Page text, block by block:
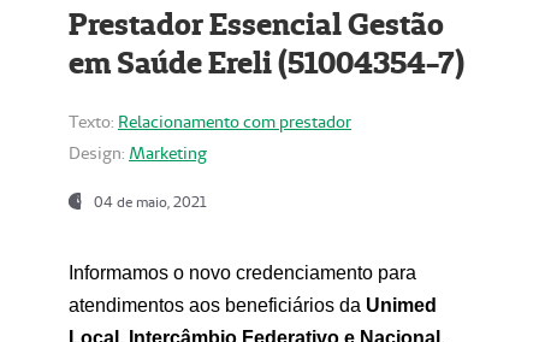
Prestador Essencial Gestão
em Saúde Ereli (51004354-7)
Texto: Relacionamento com prestador
Design: Marketing
04 de maio, 2021
Informamos o novo credenciamento para
atendimentos aos beneficiários da Unimed